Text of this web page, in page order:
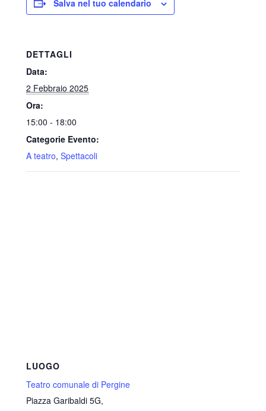
Salva nel tuo calendario
DETTAGLI
Data:
2 Febbraio 2025
Ora:
15:00 - 18:00
Categorie Evento:
A teatro, Spettacoli
LUOGO
Teatro comunale di Pergine
Piazza Garibaldi 5G,